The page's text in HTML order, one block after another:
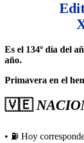
Es el 134º día del
año.
Primavera en el
🇻🇪
• ⛽️ Hoy